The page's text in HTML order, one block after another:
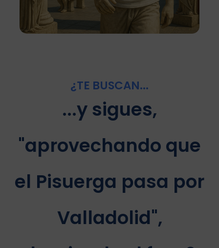
¿TE BUSCAN...
...y sigues,
"aprovechando que
el Pisuerga pasa por
Valladolid",